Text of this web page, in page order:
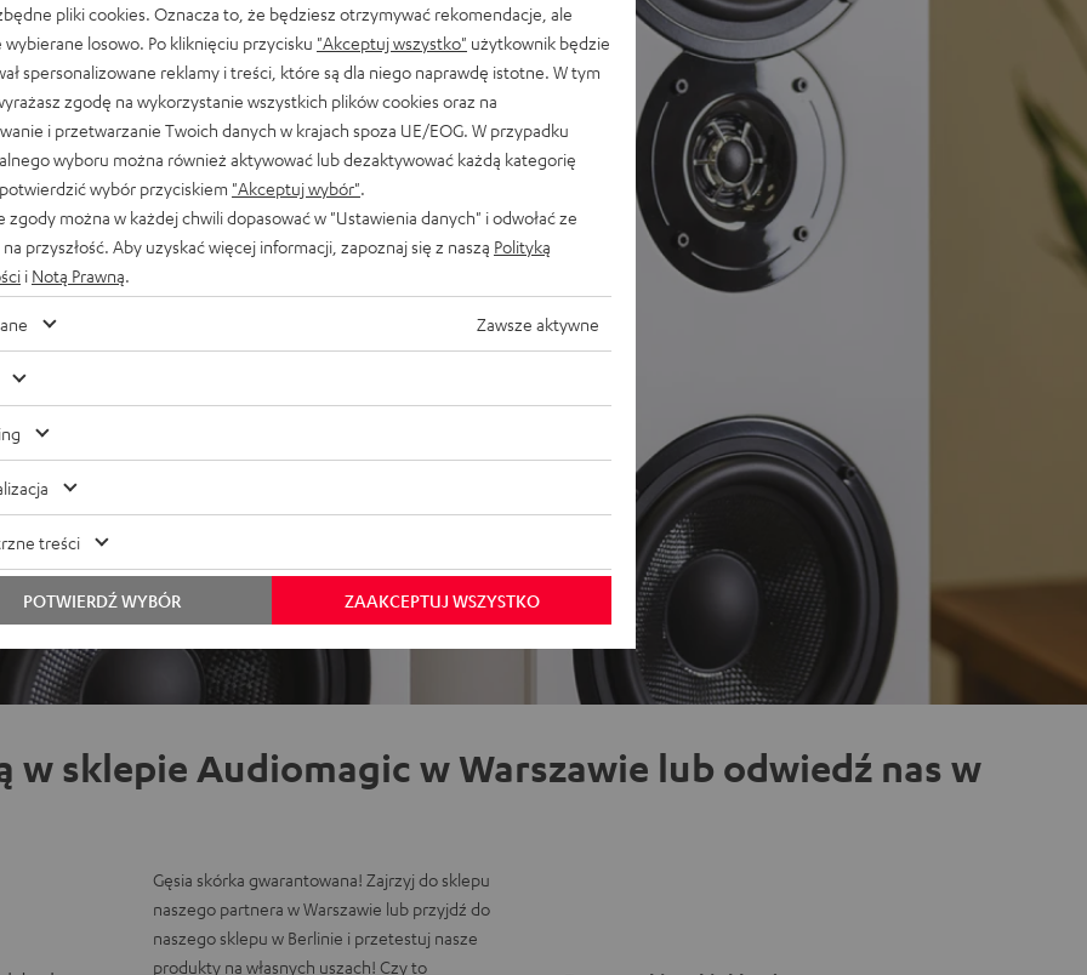
wejścia cyfrowe,
dla wysokich poziomów
bass reflex
głośności i bez
fazową zapewniający
wysoką rozdzielczość,
w sklepie Audiomagic w Warszawie lub odwiedź nas w
Gęsia skórka gwarantowana! Zajrzyj do sklepu
naszego partnera w Warszawie lub przyjdź do
naszego sklepu w Berlinie i przetestuj nasze
produkty na własnych uszach! Czy to
pliki cookies. Oznacza to, że będziesz otrzymywać rekomendacje, ale
wybierane losowo. Po kliknięciu przycisku "Akceptuj wszystko" użytkownik będzie
spersonalizowane reklamy i treści, które są dla niego naprawdę istotne. W tym
zgodę na wykorzystanie wszystkich plików cookies oraz na
i przetwarzanie Twoich danych w krajach spoza UE/EOG. W przypadku
wyboru można również aktywować lub dezaktywować każdą kategorię
wybór przyciskiem "Akceptuj wybór"
zgody można w każdej chwili dopasować w "Ustawienia danych" i odwołać ze
przyszłość. Aby uzyskać więcej informacji, zapoznaj się z naszą Polityką
i Notą Prawną
Zawsze aktywne
treści
ZAAKCEPTUJ WSZYSTKO
POTWIERDŹ WYBÓR